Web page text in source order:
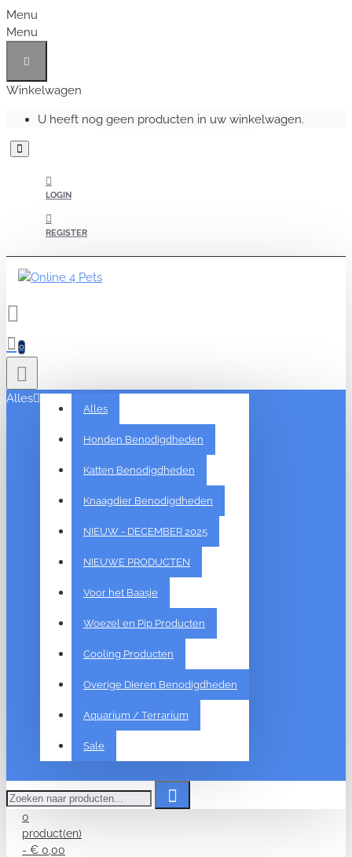
Menu
Menu
Winkelwagen
U heeft nog geen producten in uw winkelwagen.
LOGIN
REGISTER
0
Alles
Alles
Honden Benodigdheden
Katten Benodigdheden
Knaagdier Benodigdheden
NIEUW - DECEMBER 2025
NIEUWE PRODUCTEN
Voor het Baasje
Woezel en Pip Producten
Cooling Producten
Overige Dieren Benodigdheden
Aquarium / Terrarium
Sale
naar
producten...
0
product(en)
- € 0,00